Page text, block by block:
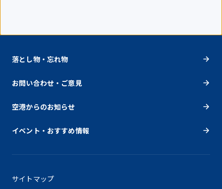
落とし物・忘れ物
お問い合わせ・ご意見
空港からのお知らせ
イベント・おすすめ情報
サイトマップ